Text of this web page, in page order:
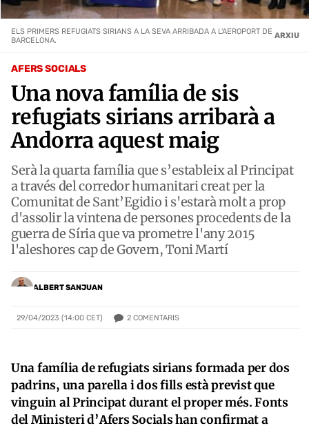
AFERS SOCIALS
Una nova família de sis
refugiats sirians arribarà a
Andorra aquest maig
Serà la quarta família que s’estableix al Principat
a través del corredor humanitari creat per la
Comunitat de Sant’Egidio i s'estarà molt a prop
d'assolir la vintena de persones procedents de la
guerra de Síria que va prometre l'any 2015
l'aleshores cap de Govern, Toni Martí
ALBERT SANJUAN
29/04/2023 (14:00 CET) 2 COMENTARIS
ELS PRIMERS REFUGIATS SIRIANS A LA SEVA ARRIBADA A L'AEROPORT DE
BARCELONA.
ARXIU
Una família de refugiats sirians formada per dos
padrins, una parella i dos fills està previst que
vinguin al Principat durant el proper més. Fonts
del Ministeri d’Afers Socials han confirmat a